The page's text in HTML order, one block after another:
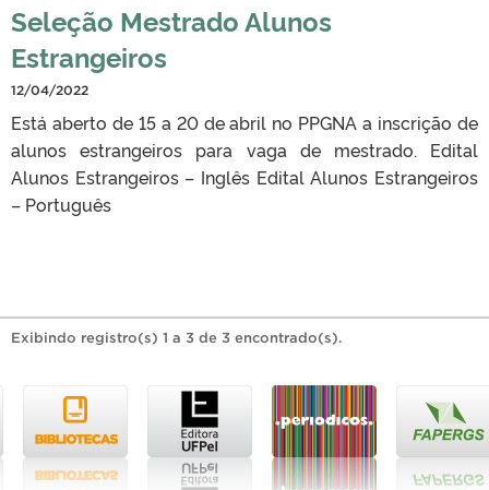
Seleção Mestrado Alunos
Estrangeiros
12/04/2022
Está aberto de 15 a 20 de abril no PPGNA a inscrição de
alunos estrangeiros para vaga de mestrado. Edital
Alunos Estrangeiros – Inglês Edital Alunos Estrangeiros
– Português
Exibindo registro(s) 1 a 3 de 3 encontrado(s).